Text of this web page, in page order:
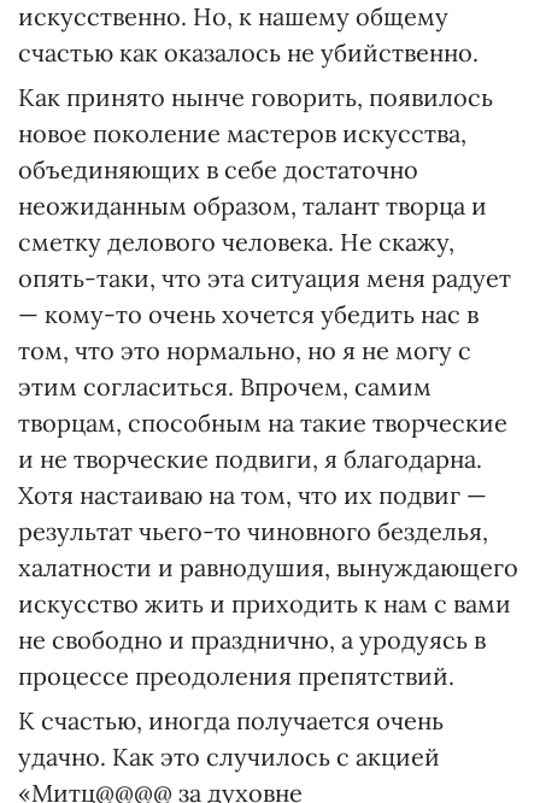
искусственно. Но, к нашему общему
счастью как оказалось не убийственно.
Как принято нынче говорить, появилось
новое поколение мастеров искусства,
объединяющих в себе достаточно
неожиданным образом, талант творца и
сметку делового человека. Не скажу,
опять-таки, что эта ситуация меня радует
— кому-то очень хочется убедить нас в
том, что это нормально, но я не могу с
этим согласиться. Впрочем, самим
творцам, способным на такие творческие
и не творческие подвиги, я благодарна.
Хотя настаиваю на том, что их подвиг —
результат чьего-то чиновного безделья,
халатности и равнодушия, вынуждающего
искусство жить и приходить к нам с вами
не свободно и празднично, а уродуясь в
процессе преодоления препятствий.
К счастью, иногда получается очень
удачно. Как это случилось с акцией
«Митц@@@@ за духовне